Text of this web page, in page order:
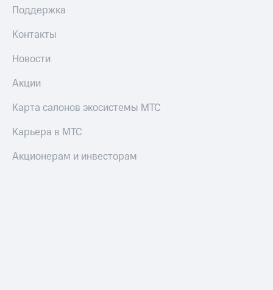
Поддержка
Контакты
Новости
Акции
Карта салонов экосистемы МТС
Карьера в МТС
Акционерам и инвесторам